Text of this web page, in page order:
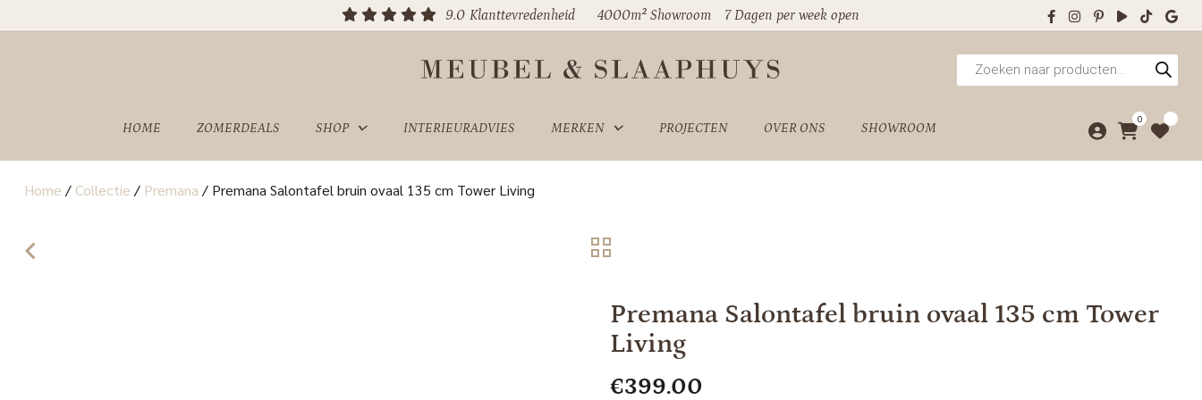
9.0 Klanttevredenheid 4000m² Showroom 7 Dagen per week open
Producten
zoeken
HOME ZOMERDEALS SHOP INTERIEURADVIES MERKEN PROJECTEN OVER ONS SHOWROOM
0
SHOWROOM
Home / Collectie / Premana / Premana Salontafel bruin ovaal 135 cm Tower Living
Premana Salontafel bruin ovaal 135 cm Tower
Living
€399.00